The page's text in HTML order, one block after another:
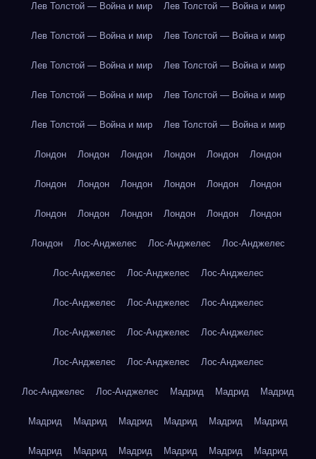
Лев Толстой — Война и мир Лев Толстой — Война и мир
Лев Толстой — Война и мир Лев Толстой — Война и мир
Лев Толстой — Война и мир Лев Толстой — Война и мир
Лев Толстой — Война и мир Лев Толстой — Война и мир
Лев Толстой — Война и мир Лев Толстой — Война и мир
Лондон Лондон Лондон Лондон Лондон Лондон
Лондон Лондон Лондон Лондон Лондон Лондон
Лондон Лондон Лондон Лондон Лондон Лондон
Лондон Лос-Анджелес Лос-Анджелес Лос-Анджелес
Лос-Анджелес Лос-Анджелес Лос-Анджелес
Лос-Анджелес Лос-Анджелес Лос-Анджелес
Лос-Анджелес Лос-Анджелес Лос-Анджелес
Лос-Анджелес Лос-Анджелес Лос-Анджелес
Лос-Анджелес Лос-Анджелес Мадрид Мадрид Мадрид
Мадрид Мадрид Мадрид Мадрид Мадрид Мадрид
Мадрид Мадрид Мадрид Мадрид Мадрид Мадрид